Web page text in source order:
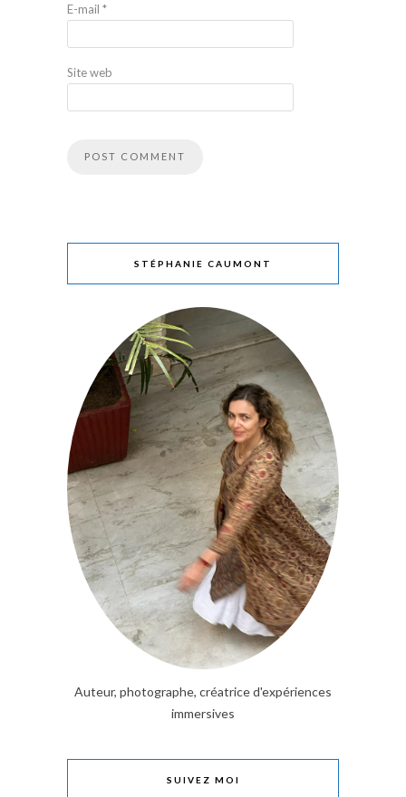
E-mail *
Site web
STÉPHANIE CAUMONT
Auteur, photographe, créatrice d'expériences
immersives
SUIVEZ MOI